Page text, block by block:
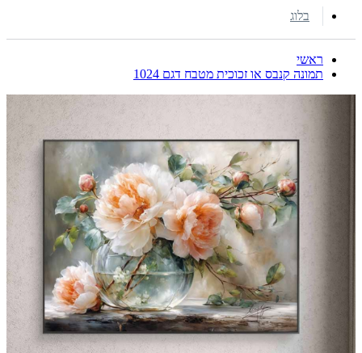
בלוג
ראשי
תמונה קנבס או זכוכית מטבח דגם 1024